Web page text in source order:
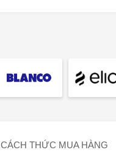
CÁCH THỨC MUA HÀNG